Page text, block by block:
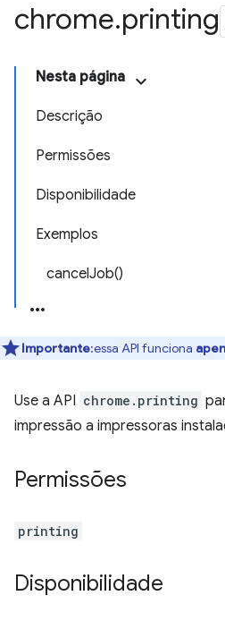
chrome.printing
Nesta página
Descrição
Permissões
Disponibilidade
Exemplos
cancelJob()
Importante:essa API funciona
Use a API chrome.printing
impressão a impressoras
Permissões
printing
Disponibilidade